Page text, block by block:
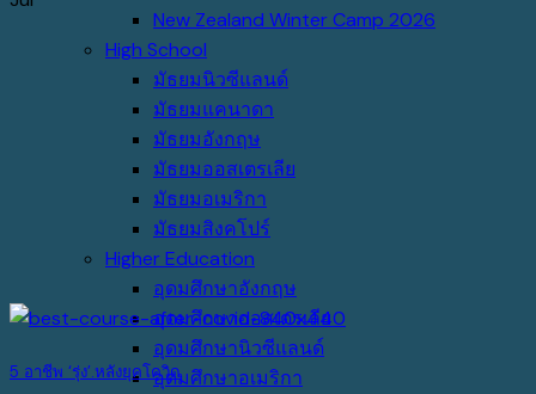
New Zealand Winter Camp 2026
High School
มัธยมนิวซีแลนด์
มัธยมแคนาดา
มัธยมอังกฤษ
มัธยมออสเตรเลีย
มัธยมอเมริกา
มัธยมสิงคโปร์
Higher Education
อุดมศึกษาอังกฤษ
อุดมศึกษาออสเตรเลีย
อุดมศึกษานิวซีแลนด์
อุดมศึกษาอเมริกา
5 อาชีพ ‘รุ่ง’.หลังยุคโควิด